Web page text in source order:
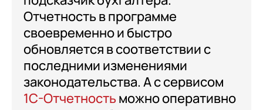
Отчетность в программе
своевременно и быстро
обновляется в соответствии с
последними изменениями
законодательства. А с сервисом
1С-Отчетность можно оперативно
Легкая логистика
Бизнес-аналитика (BI)
1С:Аналитика
Управление взаимоотношениями с
клиентами (CRM)